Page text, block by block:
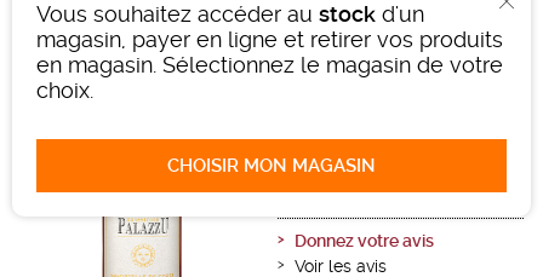
Vous souhaitez accéder au stock d'un
magasin, payer en ligne et retirer vos produits
en magasin. Sélectionnez le magasin de votre
choix.
CHOISIR MON MAGASIN
PALAZZU IMMORTELLE
33CL
1 avis
Donnez votre avis
Voir les avis